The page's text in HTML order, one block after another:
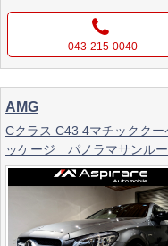
043-215-0040
AMG
Cクラス C43 4マチック
ッケージ パノラマサンル
インチアルミホイール ヘッ